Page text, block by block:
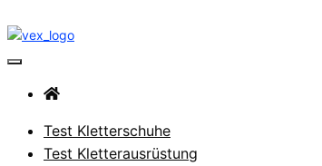
Inhalt
springen
VerticalExtreme Blog
Test Kletterschuhe
Test Kletterausrüstung